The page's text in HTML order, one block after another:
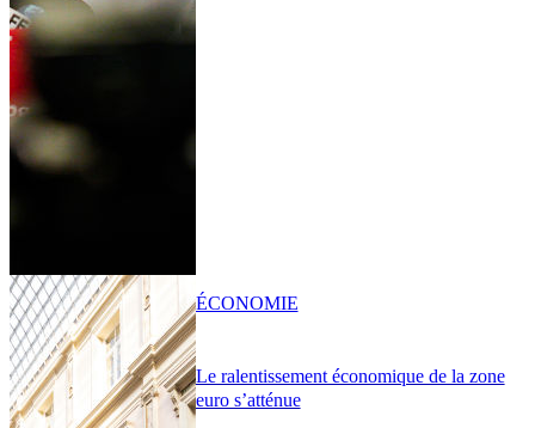
Le ralentissement économique de la zone
euro s’atténue
ÉCONOMIE